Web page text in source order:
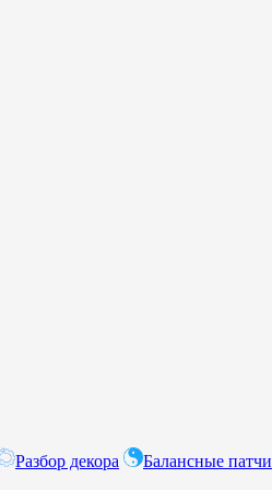
Разбор декора
Балансные патчи